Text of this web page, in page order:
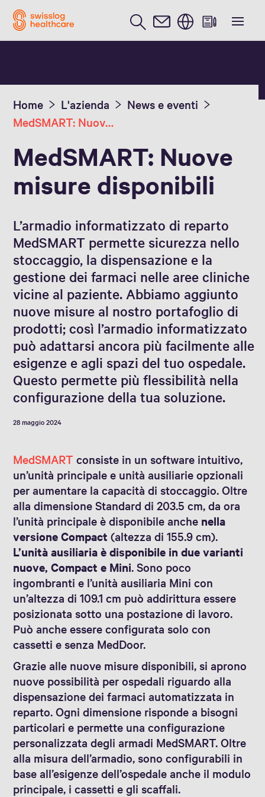
Inglese / English
Home L'azienda
News e eventi
MedSMART: Nuove misure disponibili
MedSMART: Nuove
misure disponibili
L’armadio informatizzato di reparto
MedSMART permette sicurezza nello
stoccaggio, la dispensazione e la
gestione dei farmaci nelle aree cliniche
vicine al paziente. Abbiamo aggiunto
nuove misure al nostro portafoglio di
prodotti; così l’armadio informatizzato
può adattarsi ancora più facilmente alle
esigenze e agli spazi del tuo ospedale.
Questo permette più flessibilità nella
configurazione della tua soluzione.
28 maggio 2024
MedSMARTconsiste in un software intuitivo,
un’unità principale e unità ausiliarie opzionali
per aumentare la capacità di stoccaggio. Oltre
alla dimensione Standard di 203.5 cm, da ora
l’unità principale è disponibile anche nella
versione Compact (altezza di 155.9 cm).
L’unità ausiliaria è disponibile in due varianti
nuove, Compact e Mini. Sono poco
ingombranti e l’unità ausiliaria Mini con
un’altezza di 109.1 cm può addirittura essere
posizionata sotto una postazione di lavoro.
Può anche essere configurata solo con
cassetti e senza MedDoor.
Grazie alle nuove misure disponibili, si aprono
nuove possibilità per ospedali riguardo alla
dispensazione dei farmaci automatizzata in
reparto. Ogni dimensione risponde a bisogni
particolari e permette una configurazione
personalizzata degli armadi MedSMART. Oltre
alla misura dell’armadio, sono configurabili in
base all’esigenze dell’ospedale anche il modulo
principale, i cassetti e gli scaffali.